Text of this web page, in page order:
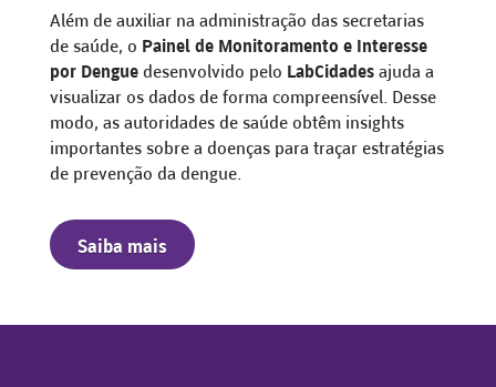
Além de auxiliar na administração das secretarias
de saúde, o Painel de Monitoramento e Interesse
por Denguedesenvolvido pelo LabCidadesajuda a
visualizar os dados de forma compreensível. Desse
modo, as autoridades de saúde obtêm insights
importantes sobre a doenças para traçar estratégias
de prevenção da dengue.
Saiba mais